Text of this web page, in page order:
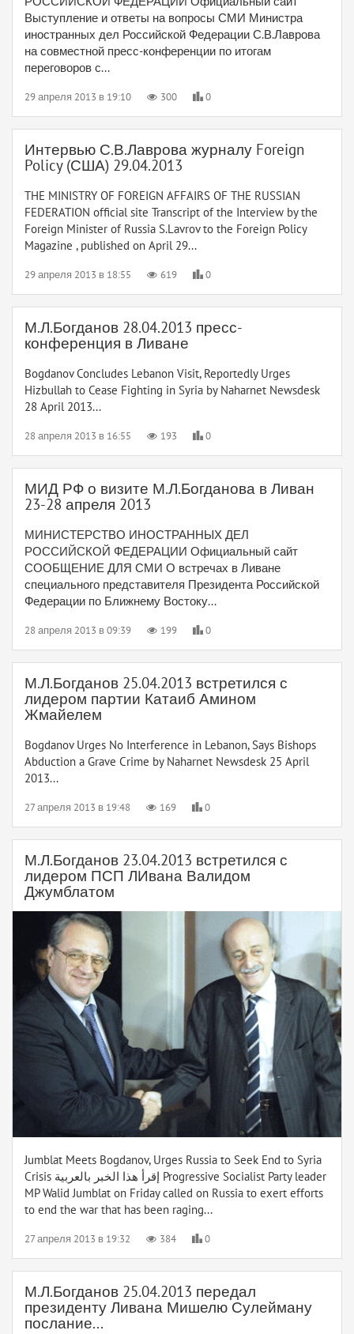
Выступление и ответы на вопросы СМИ Министра
иностранных дел Российской Федерации С.В.Лаврова
на совместной пресс-конференции по итогам
переговоров с...
29 апреля 2013 в 19:10 300 0
Интервью С.В.Лаврова журналу Foreign
Policy (США) 29.04.2013
THE MINISTRY OF FOREIGN AFFAIRS OF THE RUSSIAN
FEDERATION official site Transcript of the Interview by the
Foreign Minister of Russia S.Lavrov to the Foreign Policy
Magazine , published on April 29...
29 апреля 2013 в 18:55 619 0
М.Л.Богданов 28.04.2013 пресс-
конференция в Ливане
Bogdanov Concludes Lebanon Visit, Reportedly Urges
Hizbullah to Cease Fighting in Syria by Naharnet Newsdesk
28 April 2013...
28 апреля 2013 в 16:55 193 0
МИД РФ о визите М.Л.Богданова в Ливан
23-28 апреля 2013
МИНИСТЕРСТВО ИНОСТРАННЫХ ДЕЛ
РОССИЙСКОЙ ФЕДЕРАЦИИ Официальный сайт
СООБЩЕНИЕ ДЛЯ СМИ О встречах в Ливане
специального представителя Президента Российской
Федерации по Ближнему Востоку...
28 апреля 2013 в 09:39 199 0
М.Л.Богданов 25.04.2013 встретился с
лидером партии Катаиб Амином
Жмайелем
Bogdanov Urges No Interference in Lebanon, Says Bishops
Abduction a Grave Crime by Naharnet Newsdesk 25 April
2013...
27 апреля 2013 в 19:48 169 0
М.Л.Богданов 23.04.2013 встретился с
лидером ПСП ЛИвана Валидом
Джумблатом
Jumblat Meets Bogdanov, Urges Russia to Seek End to Syria
Crisis إقرأ هذا الخبر بالعربية Progressive Socialist Party leader
MP Walid Jumblat on Friday called on Russia to exert efforts
to end the war that has been raging...
27 апреля 2013 в 19:32 384 0
М.Л.Богданов 25.04.2013 передал
президенту Ливана Мишелю Сулейману
послание...